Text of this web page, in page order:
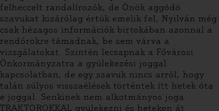
felheccelt randalírozók, de Önök aggódó
szavukat kizárólag értük emelik fel, Nyilván még
csak hézagos információk birtokában azonnal a
rendőrökre támadnak, be sem várva a
vizsgálatokat. Szintén lecsapnak a Fővárosi
Önkormányzatra a gyülekezési joggal
kapcsolatban, de egy szavuk nincs arról, hogy
talán súlyos visszaélések történtek ítt hetek óta
e joggal. Senkinek nem alkotmányos joga
TRAKTOROKKAL gyülekezni és heteken át